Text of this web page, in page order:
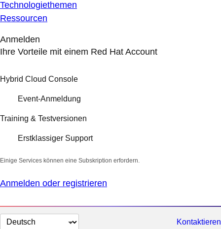
Technologiethemen
Ressourcen
Anmelden
Ihre Vorteile mit einem Red Hat Account
Hybrid Cloud Console
Event-Anmeldung
Training & Testversionen
Erstklassiger Support
Einige Services können eine Subskription erfordern.
Anmelden oder registrieren
Sprache
Kontaktieren